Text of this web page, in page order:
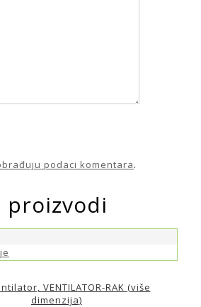
podaci komentara.
proizvodi
VENTILATOR-RAK (više
dimenzija)